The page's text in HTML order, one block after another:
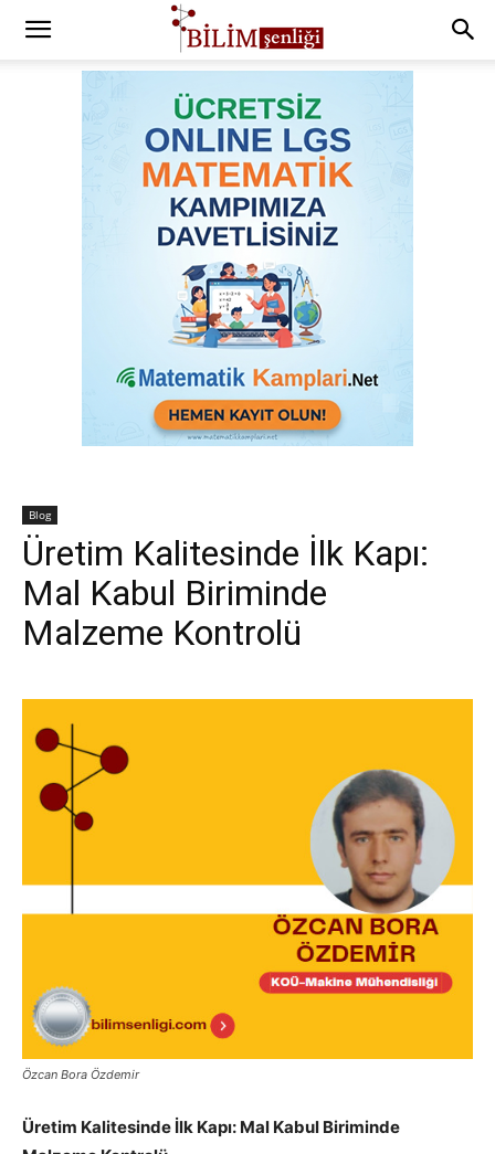
Blog
Üretim Kalitesinde İlk Kapı:
Mal Kabul Biriminde
Malzeme Kontrolü
Özcan Bora Özdemir
Üretim Kalitesinde İlk Kapı: Mal Kabul Biriminde